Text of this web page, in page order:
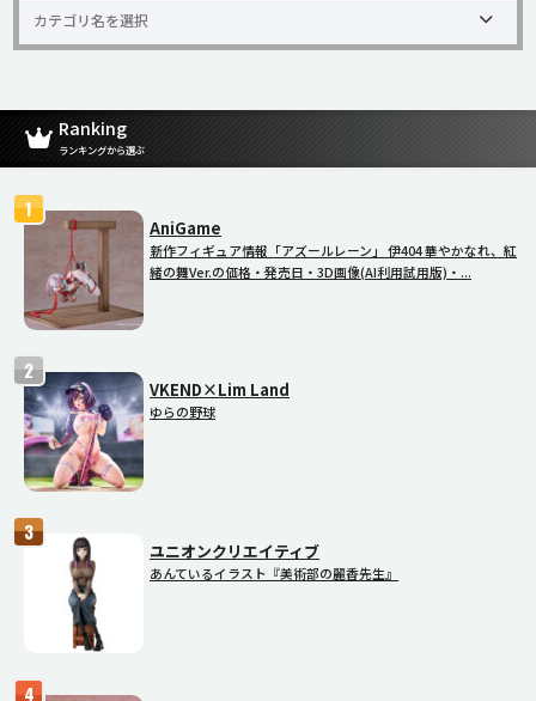
Ranking
ランキングから選ぶ
AniGame
新作フィギュア情報「アズールレーン」 伊404 華やかなれ、紅
緒の舞Ver.の価格・発売日・3D画像(AI利用試用版)・...
VKEND×Lim Land
ゆらの野球
ユニオンクリエイティブ
あんているイラスト『美術部の麗香先生』